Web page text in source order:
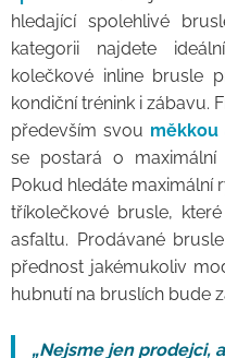
hledající spolehlivé
kategorii najdete
kolečkové inline brusle
kondiční trénink i zábavu.
především svou měkkou
se postará o
Pokud hledáte maximální
tříkolečkové brusle,
asfaltu. Prodávané
přednost jakémukoliv
hubnutí na bruslích bude
„Nejsme jen prodejci,